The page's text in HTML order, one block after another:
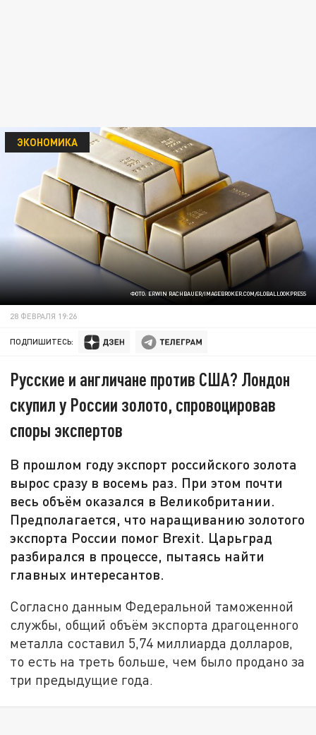
ФОТО: ERWIN RACHBAUER/IMAGEBROKER.COM/GLOBALLOOKPRESS
ЭКОНОМИКА
28 ФЕВРАЛЯ 19:26
ПОДПИШИТЕСЬ:
Русские и англичане против США? Лондон
скупил у России золото, спровоцировав
споры экспертов
В прошлом году экспорт российского золота
вырос сразу в восемь раз. При этом почти
весь объём оказался в Великобритании.
Предполагается, что наращиванию золотого
экспорта России помог Brexit. Царьград
разбирался в процессе, пытаясь найти
главных интересантов.
Согласно данным Федеральной таможенной
службы, общий объём экспорта драгоценного
металла составил 5,74 миллиарда долларов,
то есть на треть больше, чем было продано за
три предыдущие года.